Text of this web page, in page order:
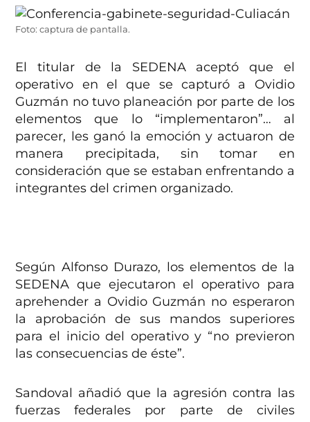
Foto: captura de pantalla.
El titular de la SEDENA aceptó que el
operativo en el que se capturó a Ovidio
Guzmán no tuvo planeación por parte de los
elementos que lo “implementaron”… al
parecer, les ganó la emoción y actuaron de
manera precipitada, sin tomar en
consideración que se estaban enfrentando a
integrantes del crimen organizado.
Según Alfonso Durazo, los elementos de la
SEDENA que ejecutaron el operativo para
aprehender a Ovidio Guzmán no esperaron
la aprobación de sus mandos superiores
para el inicio del operativo y “no previeron
las consecuencias de éste”.
Sandoval añadió que la agresión contra las
fuerzas federales por parte de civiles